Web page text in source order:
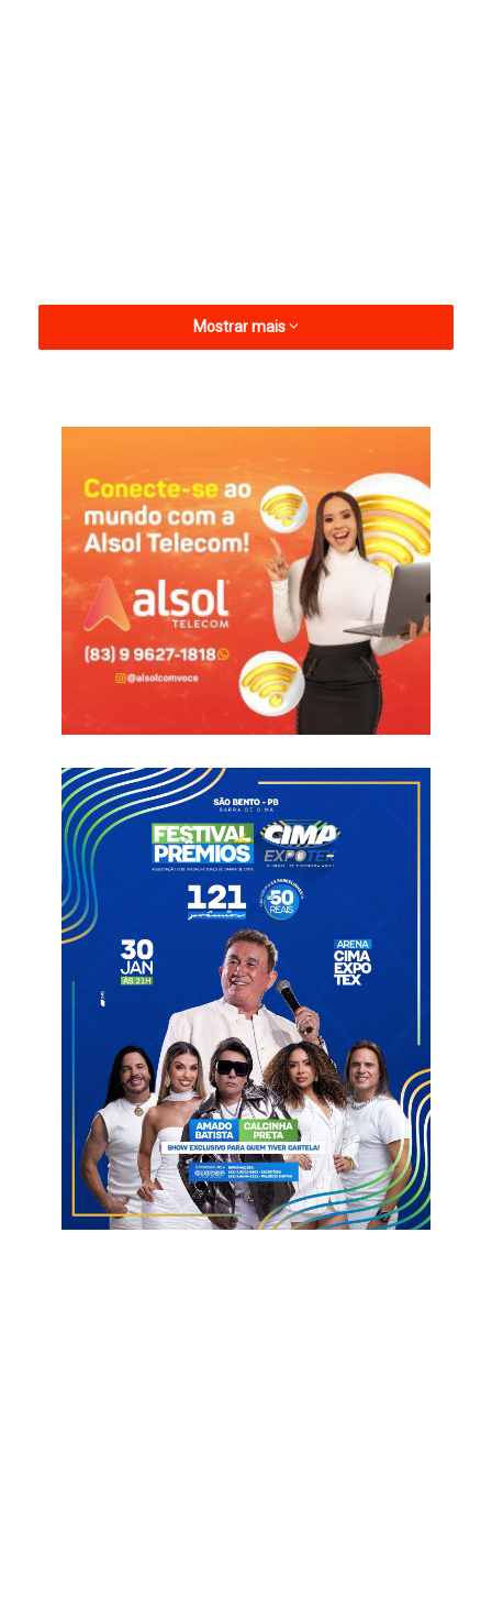
Conforme divulgado, a apresentação está marcada para o dia
16 de fevereiro, integrando a grade oficial do Carnaval de
Apodi, um dos eventos mais tradicionais da região Oeste
potiguar. O show acontecerá em Apodi, no Rio Grande do
Norte, reunindo foliões locais e visitantes de várias cidades do
Nordeste.
No site do artista, constam todos os detalhes do evento,
como data, local e a confirmação da participação no carnaval
apodiense, reforçando a importância da festa no calendário
cultural do estado e a expectativa de um grande público.
O Carnaval de Apodi vem se consolidando como um dos
maiores do interior do RN, atraindo grandes atrações e
movimentando a economia local, além de fortalecer a cultura e
o turismo da cidade.
Mais informações sobre horários e estrutura do evento devem
ser divulgadas em breve pelos organizadores e canais oficiais
do Carnaval de Apodi.
Apodi Carnaval Luan Santana
Mostrar mais